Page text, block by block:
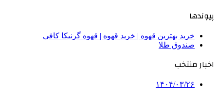
پیوندها
خرید بهترین قهوه | خرید قهوه | قهوه گرنیکا کافی
صندوق طلا
اخبار منتخب
۱۴۰۴/۰۳/۲۶